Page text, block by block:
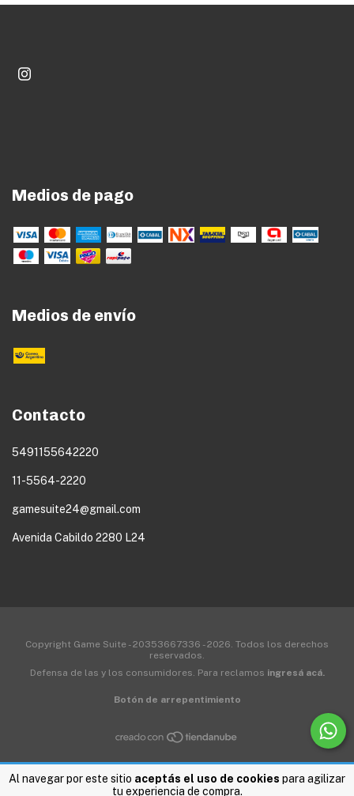
Al navegar por este sitio aceptás el uso de cookies para agilizar
tu experiencia de compra.
Medios de pago
Medios de envío
Contacto
5491155642220
11-5564-2220
gamesuite24@gmail.com
Avenida Cabildo 2280 L24
Copyright Game Suite - 20353667336 - 2026. Todos los derechos
reservados.
Defensa de las y los consumidores. Para reclamos ingresá acá.
Botón de arrepentimiento